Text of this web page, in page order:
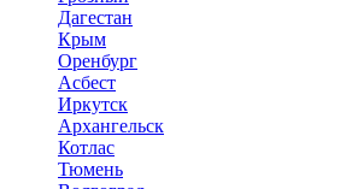
Дагестан
Крым
Оренбург
Асбест
Иркутск
Архангельск
Котлас
Тюмень